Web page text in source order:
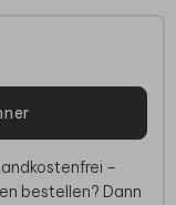
–
bestellen? Dann